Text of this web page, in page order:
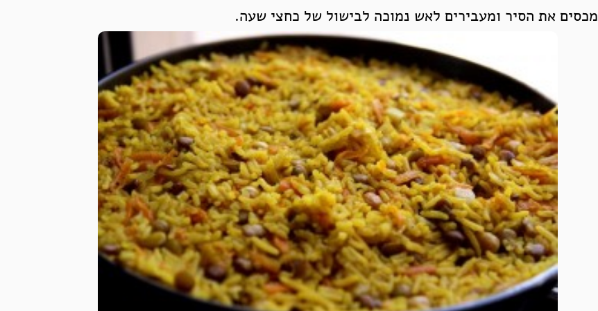
מכסים את הסיר ומעבירים לאש נמוכה לבישול של כחצי שעה.